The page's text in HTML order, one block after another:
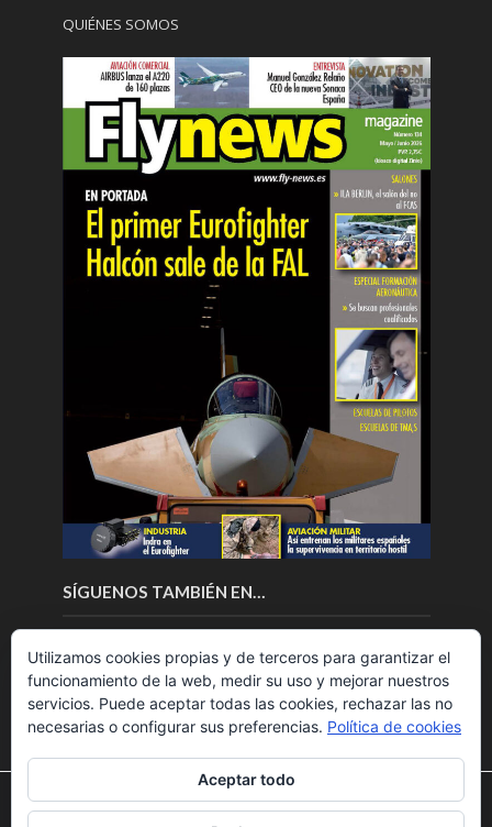
QUIÉNES SOMOS
SÍGUENOS TAMBIÉN EN…
Utilizamos cookies para ofrecerte la mejor experiencia en
nuestra web.
Utilizamos cookies propias y de terceros para garantizar el
funcionamiento de la web, medir su uso y mejorar nuestros
servicios. Puede aceptar todas las cookies, rechazar las no
necesarias o configurar sus preferencias. Política de cookies
Aceptar todo